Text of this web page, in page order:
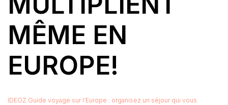
MÊME EN
EUROPE!
IDEOZ Guide voyage sur l’Europe : organisez un séjour qui vous